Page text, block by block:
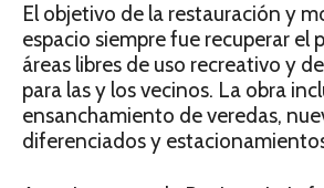
El objetivo de la restauración y
espacio siempre fue recuperar el
áreas libres de uso recreativo y
para las y los vecinos. La obra
ensanchamiento de veredas,
diferenciados y